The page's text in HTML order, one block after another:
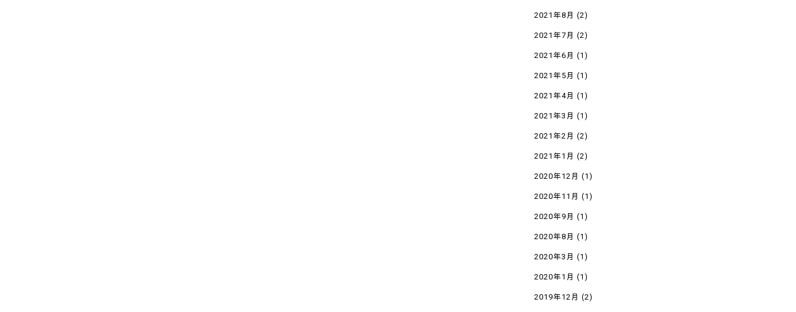
2021年8月 (2)
2021年7月 (2)
2021年6月 (1)
2021年5月 (1)
2021年4月 (1)
2021年3月 (1)
2021年2月 (2)
2021年1月 (2)
2020年12月 (1)
2020年11月 (1)
2020年9月 (1)
2020年8月 (1)
2020年3月 (1)
2020年1月 (1)
2019年12月 (2)